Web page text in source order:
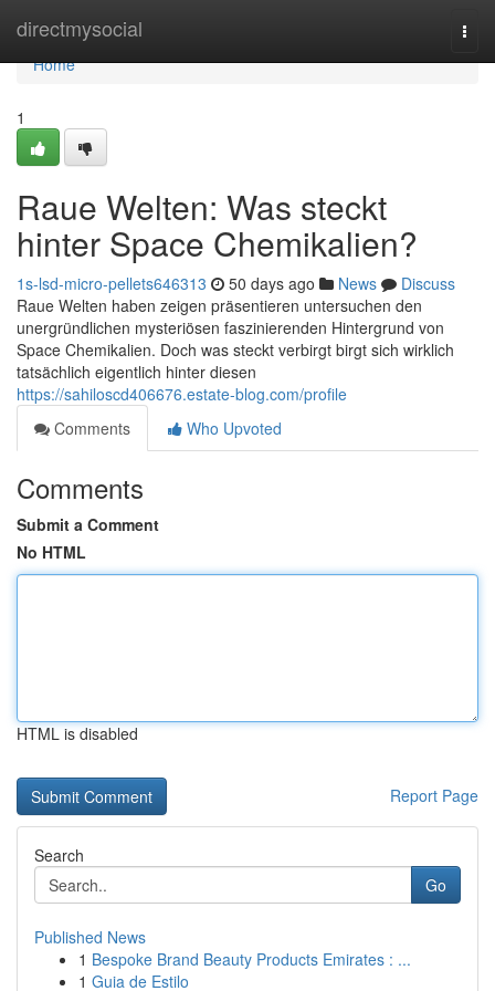
directmysocial
Home
Home
1
Raue Welten: Was steckt
hinter Space Chemikalien?
1s-lsd-micro-pellets646313 50 days ago News
Discuss
Raue Welten haben zeigen präsentieren untersuchen den
unergründlichen mysteriösen faszinierenden Hintergrund von
Space Chemikalien. Doch was steckt verbirgt birgt sich wirklich
tatsächlich eigentlich hinter diesen
https://sahiloscd406676.estate-blog.com/profile
Comments
Who Upvoted
Comments
Submit a Comment
No HTML
HTML is disabled
Report Page
Search
Go
Published News
1 Bespoke Brand Beauty Products Emirates : ...
1 Guia de Estilo